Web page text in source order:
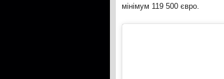
мінімум 119 500 євро.